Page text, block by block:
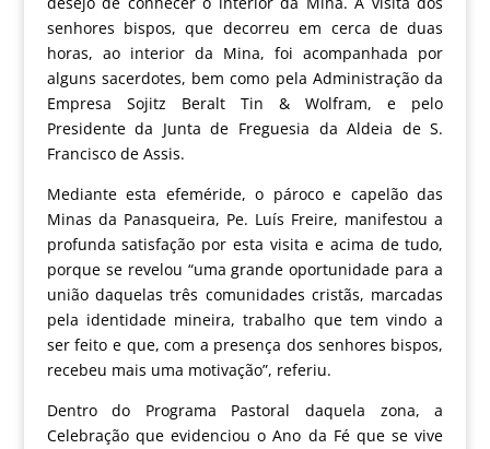
senhores bispos, que decorreu em cerca de duas
horas, ao interior da Mina, foi acompanhada por
alguns sacerdotes, bem como pela Administração da
Empresa Sojitz Beralt Tin & Wolfram, e pelo
Presidente da Junta de Freguesia da Aldeia de S.
Francisco de Assis.
Mediante esta efeméride, o pároco e capelão das
Minas da Panasqueira, Pe. Luís Freire, manifestou a
profunda satisfação por esta visita e acima de tudo,
porque se revelou “uma grande oportunidade para a
união daquelas três comunidades cristãs, marcadas
pela identidade mineira, trabalho que tem vindo a
ser feito e que, com a presença dos senhores bispos,
recebeu mais uma motivação”, referiu.
Dentro do Programa Pastoral daquela zona, a
Celebração que evidenciou o Ano da Fé que se vive